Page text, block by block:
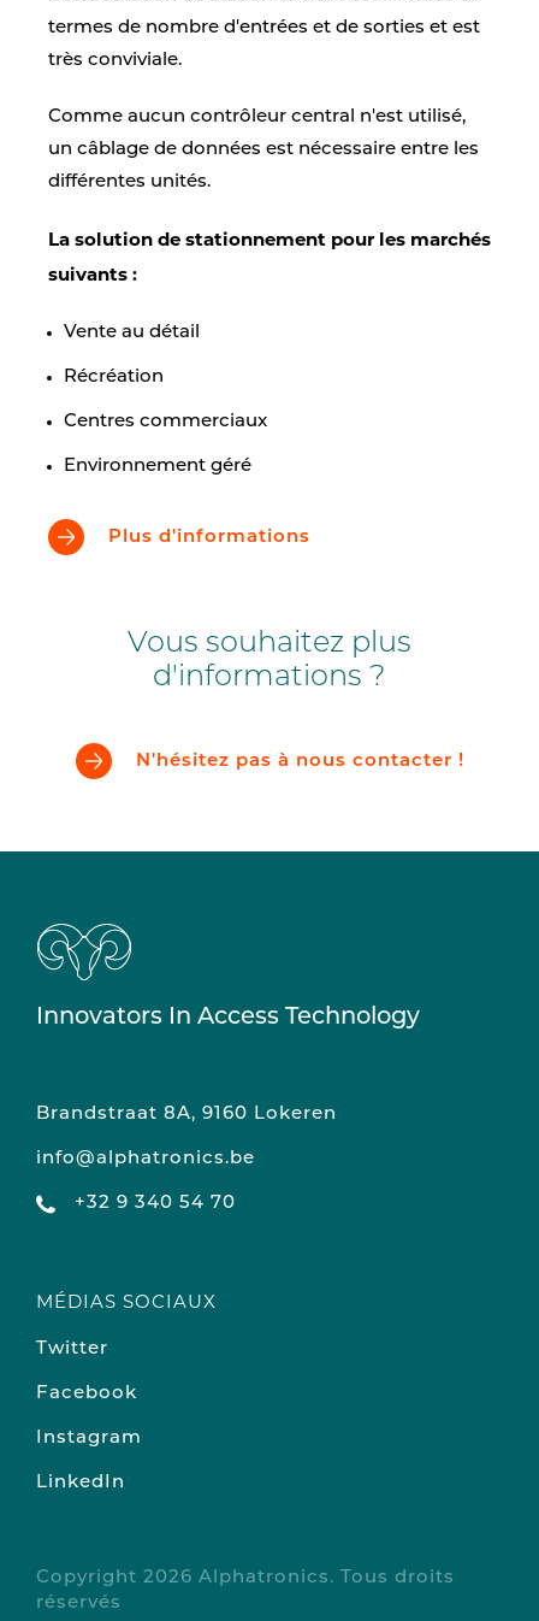
termes de nombre d'entrées et de sorties et est
très conviviale.
Comme aucun contrôleur central n'est utilisé,
un câblage de données est nécessaire entre les
différentes unités.
La solution de stationnement pour les marchés
suivants :
Vente au détail
Récréation
Centres commerciaux
Environnement géré
Plus d'informations
Vous souhaitez plus
d'informations ?
N'hésitez pas à nous contacter !
Innovators In Access Technology
Brandstraat 8A, 9160 Lokeren
info@alphatronics.be
+32 9 340 54 70
MÉDIAS SOCIAUX
Twitter
Facebook
Instagram
LinkedIn
Copyright 2026 Alphatronics. Tous droits
réservés